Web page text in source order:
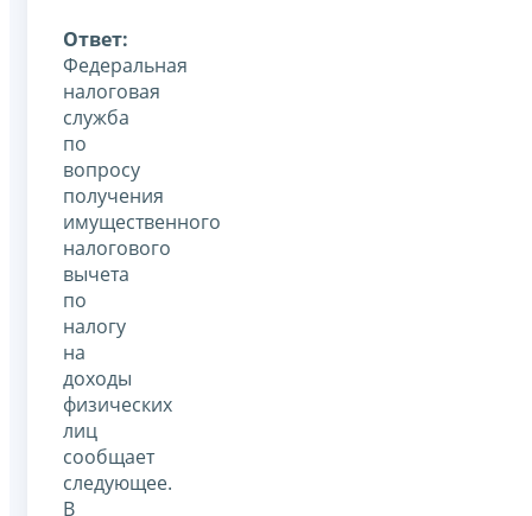
Ответ:
Федеральная
налоговая
служба
по
вопросу
получения
имущественного
налогового
вычета
по
налогу
на
доходы
физических
лиц
сообщает
следующее.
В